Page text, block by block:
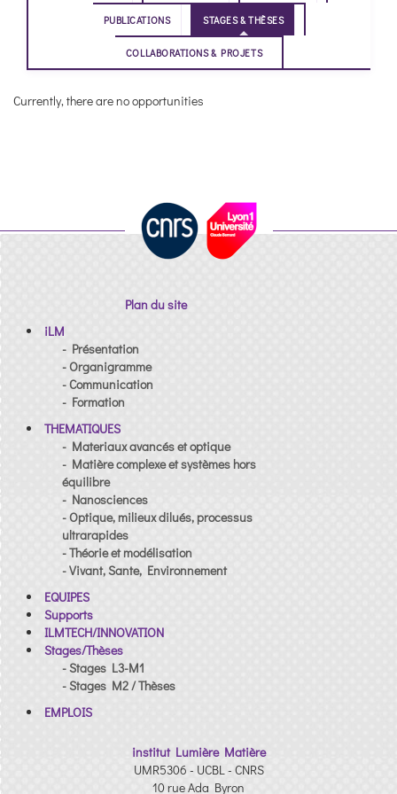
PUBLICATIONS STAGES & THÈSES
COLLABORATIONS & PROJETS
Currently, there are no opportunities
Plan du site
iLM
- Présentation
- Organigramme
- Communication
- Formation
THEMATIQUES
- Materiaux avancés et optique
- Matière complexe et systèmes hors
équilibre
- Nanosciences
- Optique, milieux dilués, processus
ultrarapides
- Théorie et modélisation
- Vivant, Sante, Environnement
EQUIPES
Supports
ILMTECH/INNOVATION
Stages/Thèses
- Stages L3-M1
- Stages M2 / Thèses
EMPLOIS
institut Lumière Matière
UMR5306 - UCBL - CNRS
10 rue Ada Byron